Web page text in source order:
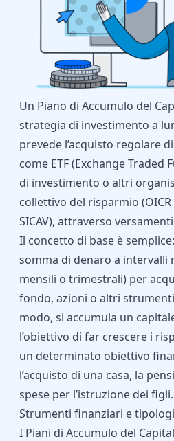
Un Piano di Accumulo del
strategia di investimento a
prevede l’acquisto regolare
come ETF (Exchange Traded
di investimento o altri
collettivo del risparmio
SICAV), attraverso
Il concetto di base è
somma di denaro a intervalli
mensili o trimestrali) per
fondo, azioni o altri
modo, si accumula un
l’obiettivo di far crescere i
un determinato obiettivo
l’acquisto di una casa, la
spese per l’istruzione dei figli.
Strumenti finanziari e
I Piani di Accumulo del